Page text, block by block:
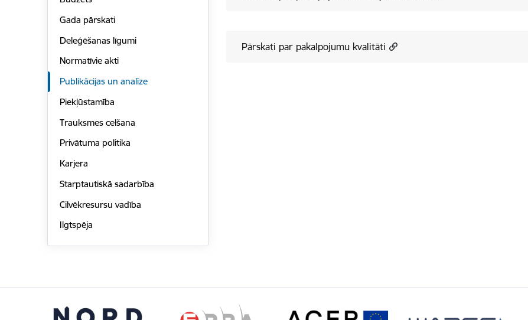
Gada pārskati
Deleģēšanas līgumi
Normatīvie akti
Publikācijas un analīze
Piekļūstamība
Trauksmes celšana
Privātuma politika
Karjera
Starptautiskā sadarbība
Cilvēkresursu vadība
Ilgtspēja
Pārskati par pakalpojumu kvalitāti